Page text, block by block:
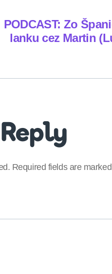
PODCAST: Zo
lanku cez Martin
Required fields are marked